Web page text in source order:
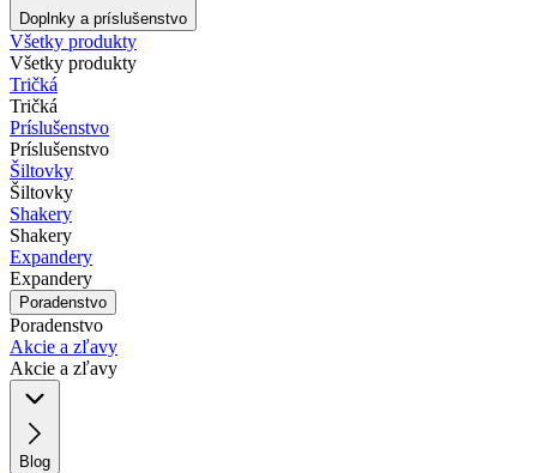
Doplnky a príslušenstvo
Všetky produkty
Všetky produkty
Tričká
Tričká
Príslušenstvo
Príslušenstvo
Šiltovky
Šiltovky
Shakery
Shakery
Expandery
Expandery
Poradenstvo
Poradenstvo
Akcie a zľavy
Akcie a zľavy
Blog